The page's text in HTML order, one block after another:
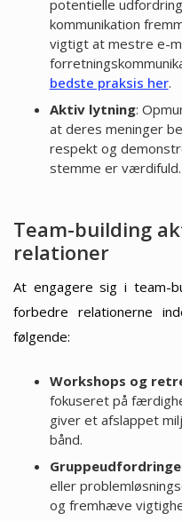
potentielle
kommunikation
vigtigt at mestre e-
bedste praksis her.
Aktiv lytning:
at deres meninger
respekt og
stemme er værdifuld.
Team-building
relationer
At engagere sig i team-
forbedre relationerne
følgende:
Workshops og
fokuseret på
giver et afslappet
bånd.
eller
og fremhæve